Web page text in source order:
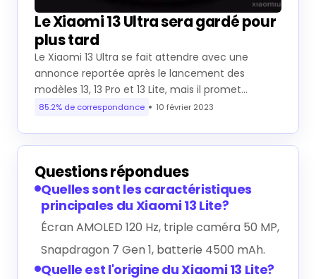
Le Xiaomi 13 Ultra sera gardé pour
plus tard
Le Xiaomi 13 Ultra se fait attendre avec une
annonce reportée après le lancement des
modèles 13, 13 Pro et 13 Lite, mais il promet…
85.2% de correspondance 10 février 2023
Questions répondues
Quelles sont les caractéristiques
principales du Xiaomi 13 Lite?
Écran AMOLED 120 Hz, triple caméra 50 MP,
Snapdragon 7 Gen 1, batterie 4500 mAh.
Quelle est l'origine du Xiaomi 13 Lite?